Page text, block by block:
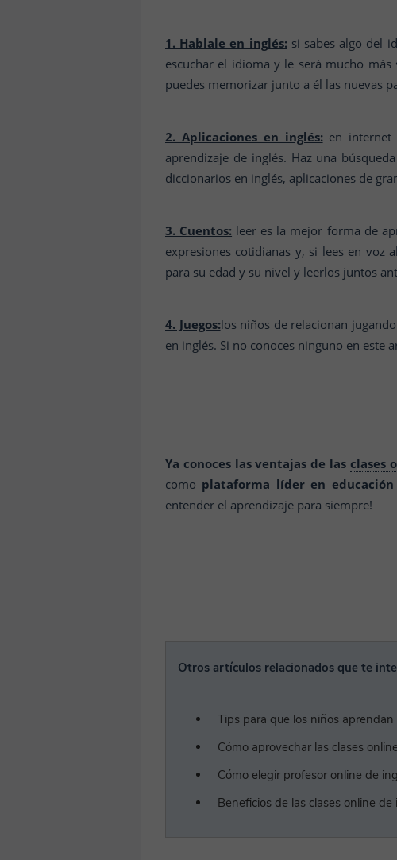
1. Hablale en inglés:si sabes algo del
escuchar el idioma y le será mucho
puedes memorizar junto a él las nuevas
2. Aplicaciones en inglés:en internet
aprendizaje de inglés. Haz una
diccionarios en inglés, aplicaciones de
3. Cuentos: leer es la mejor forma de
expresiones cotidianas y, si lees en voz
para su edad y su nivel y leerlos juntos
4. Juegos:los niños de relacionan
en inglés. Si no conoces ninguno en este
Ya conoces las ventajas de las clases
como plataforma líder en
entender el aprendizaje para siempre!
Otros artículos relacionados que te
Tips para que los niños
Cómo aprovechar las clases
Cómo elegir profesor online de
Beneficios de las clases online